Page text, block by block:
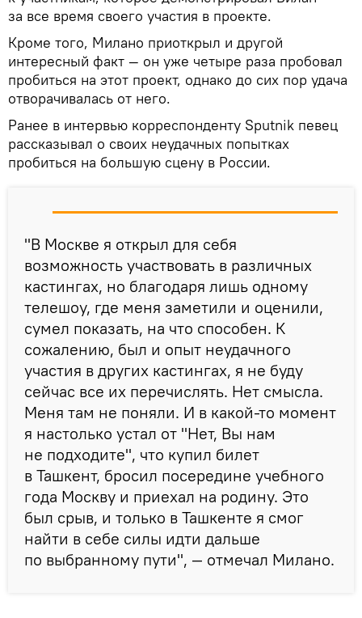
за все время своего участия в проекте.
Кроме того, Милано приоткрыл и другой
интересный факт — он уже четыре раза пробовал
пробиться на этот проект, однако до сих пор удача
отворачивалась от него.
Ранее в интервью корреспонденту Sputnik певец
рассказывал о своих неудачных попытках
пробиться на большую сцену в России.
"В Москве я открыл для себя
возможность участвовать в различных
кастингах, но благодаря лишь одному
телешоу, где меня заметили и оценили,
сумел показать, на что способен. К
сожалению, был и опыт неудачного
участия в других кастингах, я не буду
сейчас все их перечислять. Нет смысла.
Меня там не поняли. И в какой-то момент
я настолько устал от "Нет, Вы нам
не подходите", что купил билет
в Ташкент, бросил посередине учебного
года Москву и приехал на родину. Это
был срыв, и только в Ташкенте я смог
найти в себе силы идти дальше
по выбранному пути", — отмечал Милано.